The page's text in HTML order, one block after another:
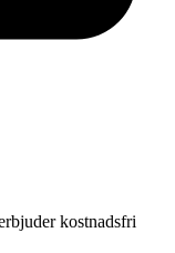
kostnadsfri